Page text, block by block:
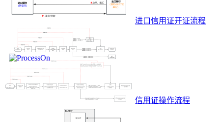
进口信用证开证流程
信用证操作流程